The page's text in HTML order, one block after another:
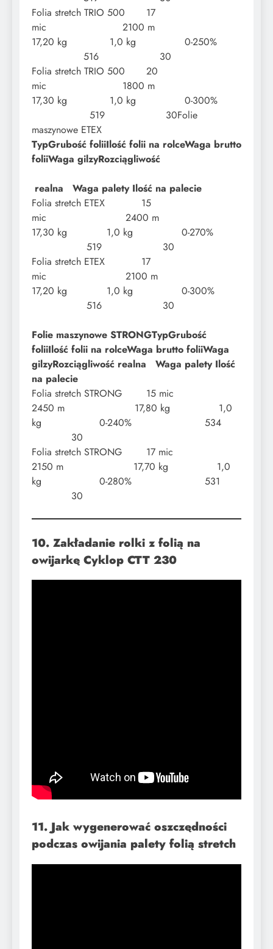
Folia stretch TRIO 500 17
mic 2100 m
17,20 kg 1,0 kg 0-250%
516 30
Folia stretch TRIO 500 20
mic 1800 m
17,30 kg 1,0 kg 0-300%
519 30Folie
maszynowe ETEX
TypGrubość foliiIlość folii na rolceWaga brutto
foliiWaga gilzyRozciągliwość
realna Waga palety Ilość na palecie
​Folia stretch ETEX 15
mic 2400 m
17,30 kg 1,0 kg 0-270%
519 30
Folia stretch ETEX 17
mic 2100 m
17,20 kg 1,0 kg 0-300%
516 30
Folie maszynowe STRONGTypGrubość
foliiIlość folii na rolceWaga brutto foliiWaga
gilzyRozciągliwość realna Waga palety Ilość
na palecie
Folia stretch STRONG 15 mic
2450 m 17,80 kg 1,0
kg 0-240% 534
30
Folia stretch STRONG 17 mic
2150 m 17,70 kg 1,0
kg 0-280% 531
30
10. Zakładanie rolki z folią na
owijarkę Cyklop CTT 230
​11. Jak wygenerować oszczędności
podczas owijania palety folią stretch